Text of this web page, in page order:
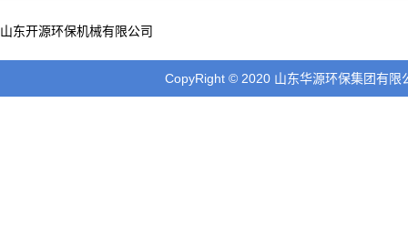
山东开源环保机械有限公司
CopyRight © 2020 山东华源环保集团有